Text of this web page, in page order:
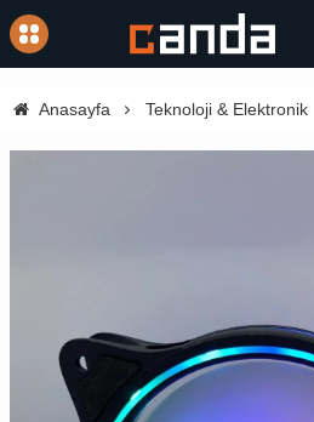
Anasayfa Teknoloji & Elektronik